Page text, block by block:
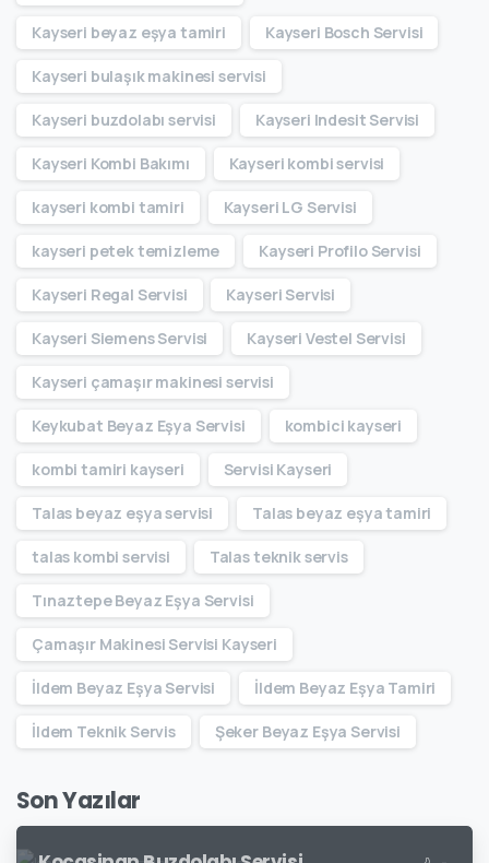
Kayseri beyaz eşya tamiri Kayseri Bosch Servisi
Kayseri bulaşık makinesi servisi
Kayseri buzdolabı servisi Kayseri Indesit Servisi
Kayseri Kombi Bakımı Kayseri kombi servisi
kayseri kombi tamiri Kayseri LG Servisi
kayseri petek temizleme Kayseri Profilo Servisi
Kayseri Regal Servisi Kayseri Servisi
Kayseri Siemens Servisi Kayseri Vestel Servisi
Kayseri çamaşır makinesi servisi
Keykubat Beyaz Eşya Servisi kombici kayseri
kombi tamiri kayseri Servisi Kayseri
Talas beyaz eşya servisi Talas beyaz eşya tamiri
talas kombi servisi Talas teknik servis
Tınaztepe Beyaz Eşya Servisi
Çamaşır Makinesi Servisi Kayseri
İldem Beyaz Eşya Servisi İldem Beyaz Eşya Tamiri
İldem Teknik Servis Şeker Beyaz Eşya Servisi
Son Yazılar